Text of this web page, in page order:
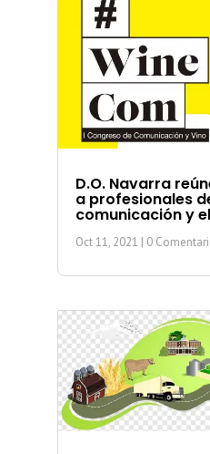
D.O. Navarra
a profesionales
comunicación y
Oct 11, 2021 | 0